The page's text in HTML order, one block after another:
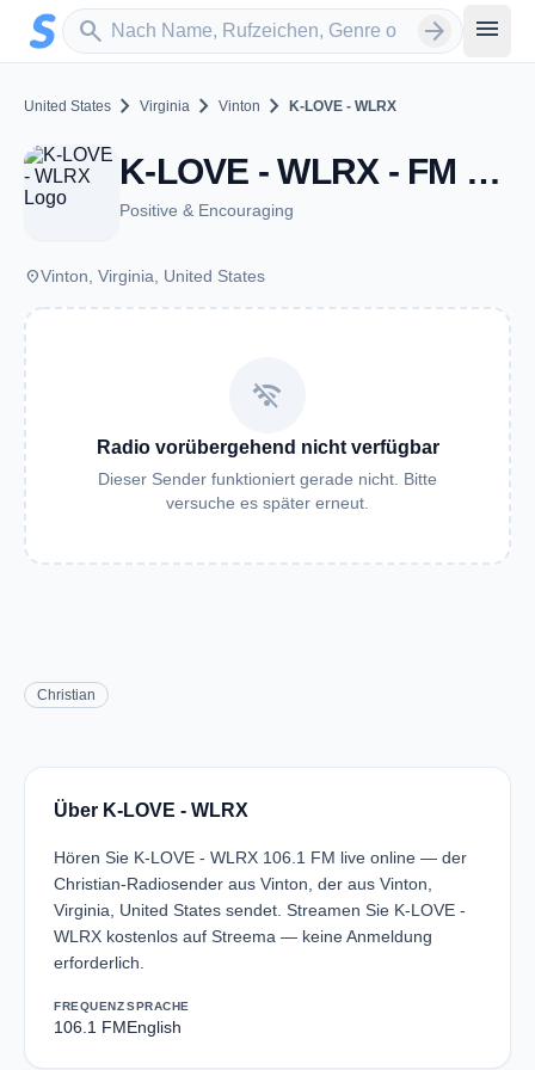
Zum Hauptinhalt springen
search
Sender suchen arrow_forward menu
United States chevron_right Virginia chevron_right Vinton chevron_right K-LOVE - WLRX
K-LOVE - WLRX - FM 106.1 - Vinton, VA
Positive & Encouraging
placeVinton, Virginia, United States
wifi_off
Radio vorübergehend nicht verfügbar
Dieser Sender funktioniert gerade nicht. Bitte
versuche es später erneut.
Christian
Über K-LOVE - WLRX
Hören Sie K-LOVE - WLRX 106.1 FM live online — der
Christian-Radiosender aus Vinton, der aus Vinton,
Virginia, United States sendet. Streamen Sie K-LOVE -
WLRX kostenlos auf Streema — keine Anmeldung
erforderlich.
FREQUENZ
106.1 FM
SPRACHE
English